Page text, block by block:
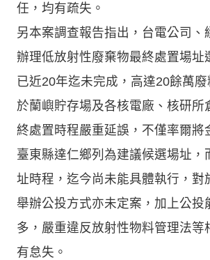
任，均有疏失。
另本案調查報告指出，台電公司、
辦理低放射性廢棄物最終處置場址
已近20年迄未完成，高達20餘萬
於蘭嶼貯存場及各核電廠、核研所
終處置時程嚴重延誤，不僅率爾將
臺東縣達仁鄉列為建議候選場址，
址時程，迄今尚未能具體執行，對
舉辦公投方式亦未定案，加上公投
多，嚴重違反放射性物料管理法等
有怠失。